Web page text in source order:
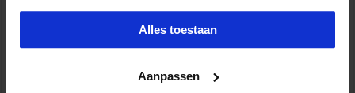
Alles toestaan
Aanpassen
In ons leven rijden we met veel verschillende bussen mee. Dat